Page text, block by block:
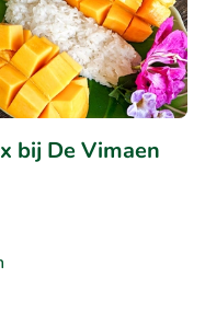
bij De Vimaen